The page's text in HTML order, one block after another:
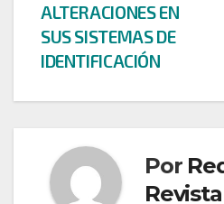
ALTERACIONES EN
SUS SISTEMAS DE
IDENTIFICACIÓN
Por